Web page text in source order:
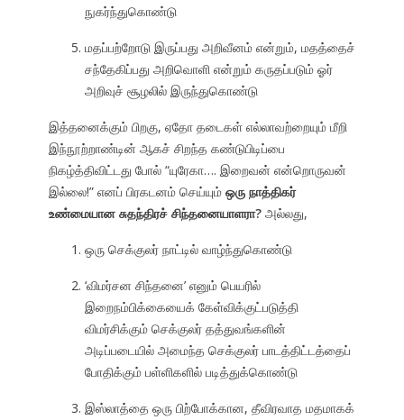
நுகர்ந்துகொண்டு
மதப்பற்றோடு இருப்பது அறிவீனம் என்றும், மதத்தைச்
சந்தேகிப்பது அறிவொளி என்றும் கருதப்படும் ஓர்
அறிவுச் சூழலில் இருந்துகொண்டு
இத்தனைக்கும் பிறகு, ஏதோ தடைகள் எல்லாவற்றையும் மீறி
இந்நூற்றாண்டின் ஆகச் சிறந்த கண்டுபிடிப்பை
நிகழ்த்திவிட்டது போல் “யுரேகா…. இறைவன் என்றொருவன்
இல்லை!” எனப் பிரகடனம் செய்யும் ஒரு நாத்திகர்
உண்மையான சுதந்திரச் சிந்தனையாளரா?அல்லது,
ஒரு செக்குலர் நாட்டில் வாழ்ந்துகொண்டு
‘விமர்சன சிந்தனை’ எனும் பெயரில்
இறைநம்பிக்கையைக் கேள்விக்குட்படுத்தி
விமர்சிக்கும் செக்குலர் தத்துவங்களின்
அடிப்படையில் அமைந்த செக்குலர் பாடத்திட்டத்தைப்
போதிக்கும் பள்ளிகளில் படித்துக்கொண்டு
இஸ்லாத்தை ஒரு பிற்போக்கான, தீவிரவாத மதமாகக்